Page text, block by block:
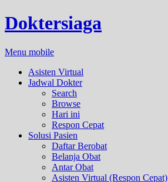
Doktersiaga
Menu mobile
Asisten Virtual
Jadwal Dokter
Search
Browse
Hari ini
Respon Cepat
Solusi Pasien
Daftar Berobat
Belanja Obat
Antar Obat
Asisten Virtual (Respon Cepat)